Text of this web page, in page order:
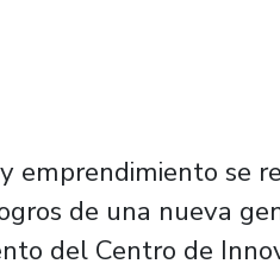
emprendimiento se
de una nueva
del Centro de